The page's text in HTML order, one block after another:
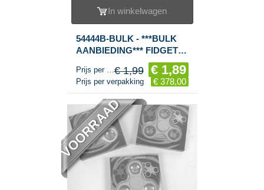
In winkelwagen
54444B-BULK - ***BULK
AANBIEDING*** FIDGET
SPINNERS / HAND
SPINNERS ***RAGE
2017*** (200st.)
Prijs per stuk€ 1,99 € 1,89
Prijs per verpakking € 378,00
VOORRAAD